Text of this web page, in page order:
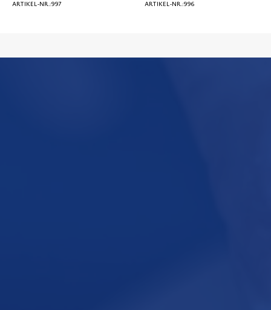
ARTIKEL-NR.:997 ARTIKEL-NR.:996